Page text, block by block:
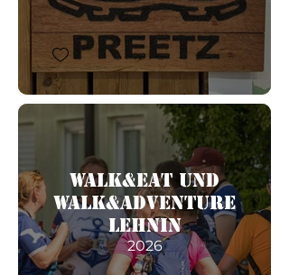
Walk&Eat und
Walk&Adventure
Lehnin
2026